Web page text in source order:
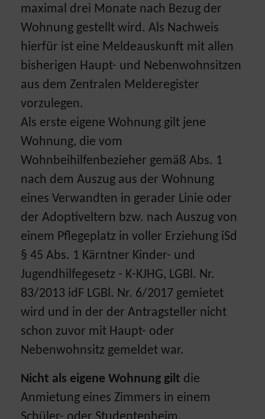
maximal drei Monate nach Bezug der
Wohnung gestellt wird. Als Nachweis
hierfür ist eine Meldeauskunft mit allen
bisherigen Haupt- und Nebenwohnsitzen
aus dem Zentralen Melderegister
vorzulegen.
Als erste eigene Wohnung gilt jene
Wohnung, die vom
Wohnbeihilfenbezieher gemäß Abs. 1
nach dem Auszug aus der Wohnung
eines Verwandten in gerader Linie oder
der Adoptiveltern bzw. nach Auszug von
einem Pflegeplatz in voller Erziehung iSd
§ 45 Abs. 1 Kärntner Kinder- und
Jugendhilfegesetz - K-KJHG, LGBl. Nr.
83/2013 idF LGBl. Nr. 6/2017 gemietet
wird und in der der Antragsteller nicht
schon zuvor mit Haupt- oder
Nebenwohnsitz gemeldet war.
Nicht als eigene Wohnung gilt die
Anmietung eines Zimmers in einem